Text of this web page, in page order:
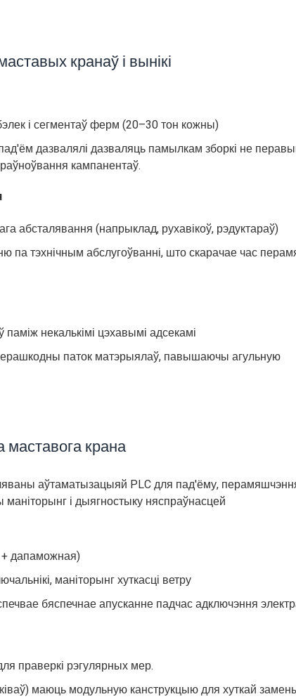
кранаў і вынікі
і сегментаў ферм (20–30 тон кожны)
дазвалялі дазваляць памылкам зборкі не
кампанентаў.
абсталявання (напрыклад, рухавікоў, рэдуктараў)
па тэхнічным абслугоўванні, што скарачае час
некалькімі цэхавымі адсекамі
паток матэрыялаў, павышаючы агульную
маставога крана
аўтаматызацыяй PLC для пад'ёму,
і дыягностыку няспраўнасцей
+ дапаможная)
маніторынг хуткасці ветру
бяспечнае апусканне падчас адключэння
праверкі рэгулярных мер.
маюць модульную канструкцыю для хуткай